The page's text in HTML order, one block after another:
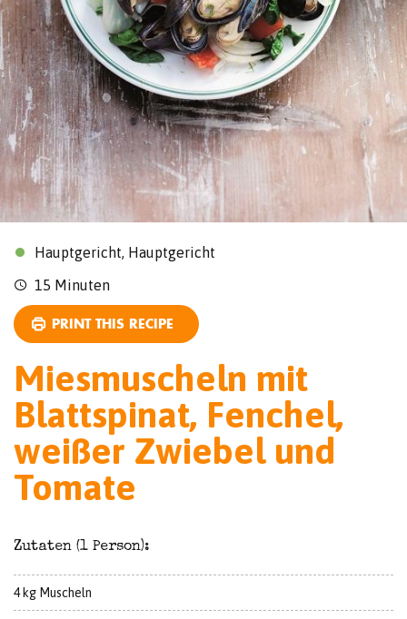
Hauptgericht, Hauptgericht
15 Minuten
PRINT THIS RECIPE
Miesmuscheln mit
Blattspinat, Fenchel,
weißer Zwiebel und
Tomate
Zutaten (1 Person):
4 kg Muscheln